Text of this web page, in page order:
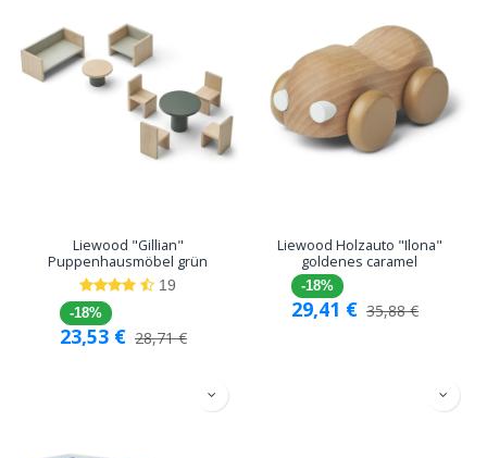
Liewood "Gillian"
Puppenhausmöbel grün
19
-18%
23,53 € 28,71€
Liewood Holzauto "Ilona"
goldenes caramel
-18%
29,41 € 35,88€